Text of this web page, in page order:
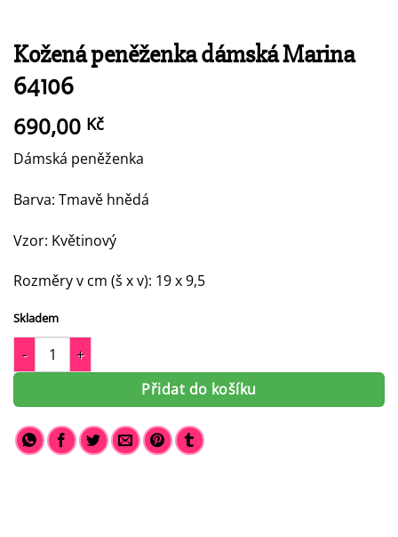
Kožená peněženka dámská Marina
64106
690,00 Kč
Dámská peněženka
Barva: Tmavě hnědá
Vzor: Květinový
Rozměry v cm (š x v): 19 x 9,5
Skladem
Kožená peněženka dámská Marina 64106 množství
Přidat do košíku